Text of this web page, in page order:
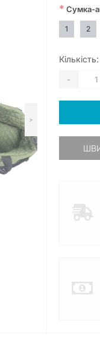
>
* Сумка-
1 2
Кількість:
-